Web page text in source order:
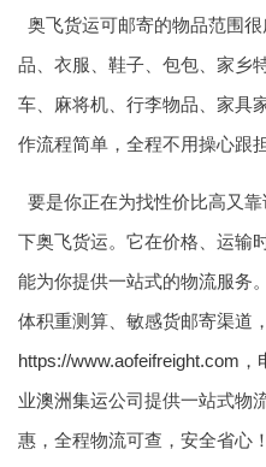
奥飞货运可邮寄的物品范围
品、衣服、鞋子、包包、家乡
车、麻将机、行李物品、家具
作流程简单，全程不用操心跟
要是你正在为找性价比高又
下奥飞货运。它在价格、运输
能为你提供一站式的物流服务。
体积重测算、敏感货邮寄渠道
https://www.aofeifreight.com，
业澳洲集运公司提供一站式物
惠，全程物流可查，安全省心！